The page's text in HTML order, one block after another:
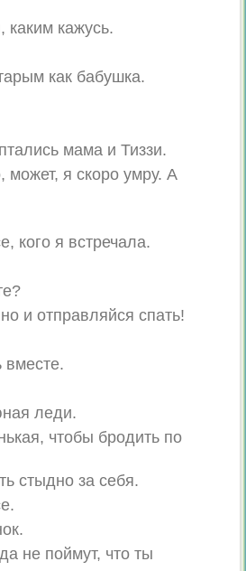
каким кажусь.
как бабушка.
мама и Тиззи.
может, я скоро умру. А
кого я встречала.
и отправляйся спать!
вместе.
леди.
чтобы бродить по
стыдно за себя.
не поймут, что ты